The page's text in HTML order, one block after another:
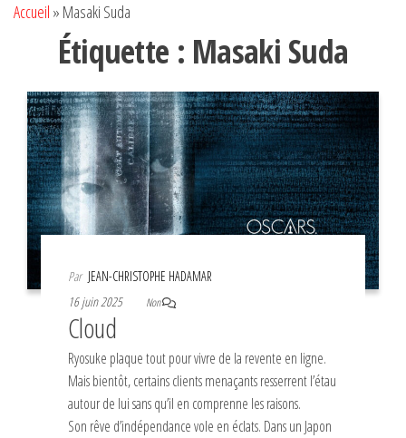
Accueil » Masaki Suda
Étiquette : Masaki Suda
Par JEAN-CHRISTOPHE HADAMAR
16 juin 2025
Non
Cloud
Ryosuke plaque tout pour vivre de la revente en ligne.
Mais bientôt, certains clients menaçants resserrent l’étau
autour de lui sans qu’il en comprenne les raisons.
Son rêve d’indépendance vole en éclats. Dans un Japon